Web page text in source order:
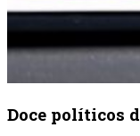
Doce políticos